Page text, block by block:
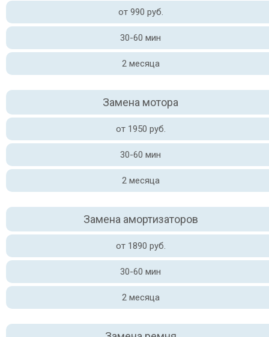
от 990 руб.
30-60 мин
2 месяца
Замена мотора
от 1950 руб.
30-60 мин
2 месяца
Замена амортизаторов
от 1890 руб.
30-60 мин
2 месяца